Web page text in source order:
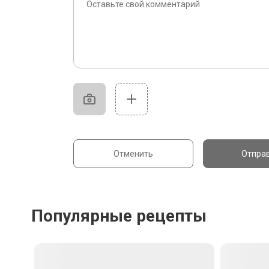
Отменить
Популярные рецепты